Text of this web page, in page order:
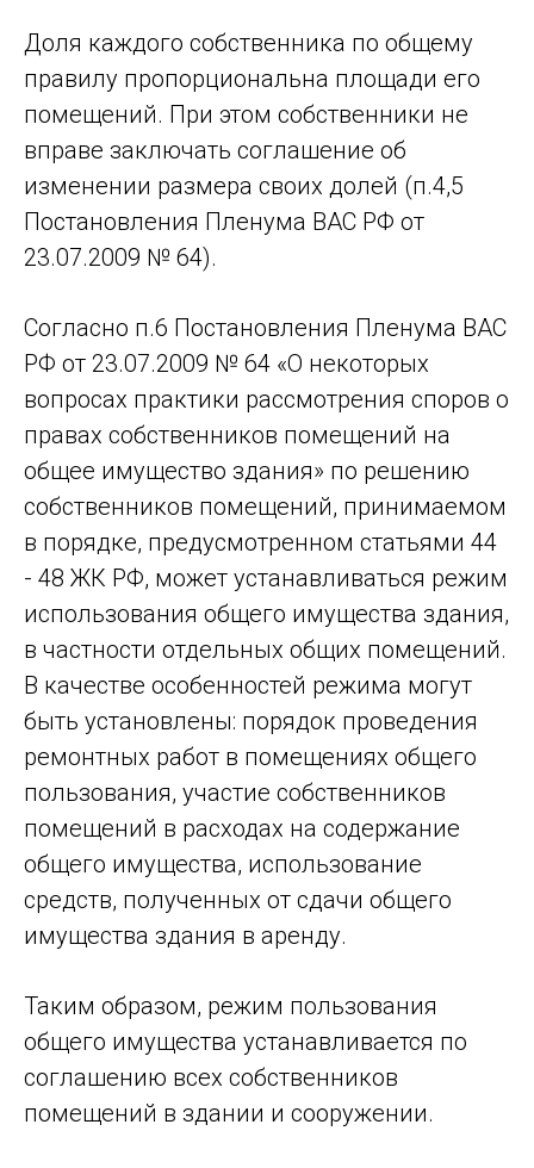
Доля каждого собственника по общему
правилу пропорциональна площади его
помещений. При этом собственники не
вправе заключать соглашение об
изменении размера своих долей (п.4,5
Постановления Пленума ВАС РФ от
23.07.2009 № 64).
Согласно п.6 Постановления Пленума ВАС
РФ от 23.07.2009 № 64 «О некоторых
вопросах практики рассмотрения споров о
правах собственников помещений на
общее имущество здания» по решению
собственников помещений, принимаемом
в порядке, предусмотренном статьями 44
- 48 ЖК РФ, может устанавливаться режим
использования общего имущества здания,
в частности отдельных общих помещений.
В качестве особенностей режима могут
быть установлены: порядок проведения
ремонтных работ в помещениях общего
пользования, участие собственников
помещений в расходах на содержание
общего имущества, использование
средств, полученных от сдачи общего
имущества здания в аренду.
Таким образом, режим пользования
общего имущества устанавливается по
соглашению всех собственников
помещений в здании и сооружении.